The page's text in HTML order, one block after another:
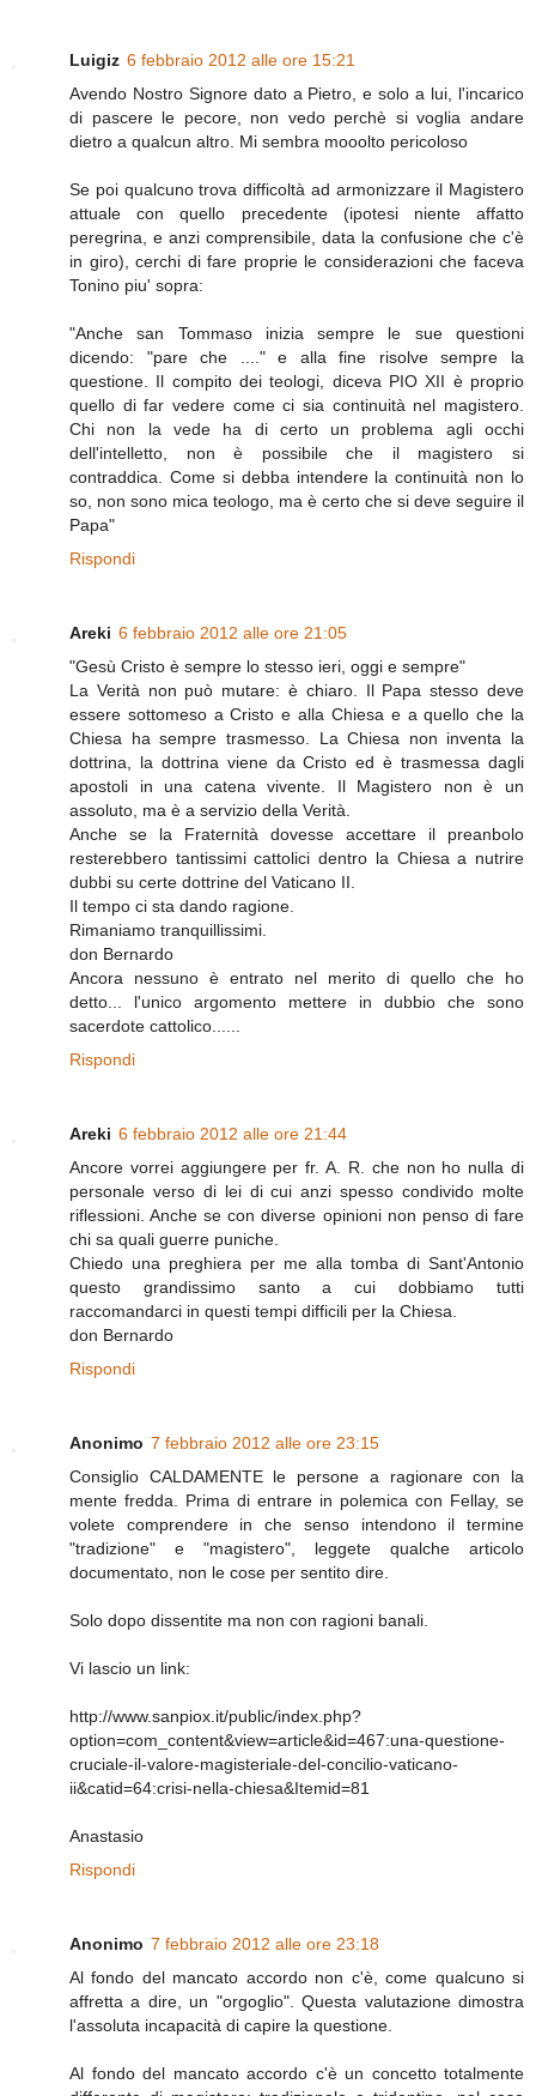
Luigiz 6 febbraio 2012 alle ore 15:21
Avendo Nostro Signore dato a Pietro, e solo a lui, l'incarico
di pascere le pecore, non vedo perchè si voglia andare
dietro a qualcun altro. Mi sembra mooolto pericoloso
Se poi qualcuno trova difficoltà ad armonizzare il Magistero
attuale con quello precedente (ipotesi niente affatto
peregrina, e anzi comprensibile, data la confusione che c'è
in giro), cerchi di fare proprie le considerazioni che faceva
Tonino piu' sopra:
"Anche san Tommaso inizia sempre le sue questioni
dicendo: "pare che ...." e alla fine risolve sempre la
questione. Il compito dei teologi, diceva PIO XII è proprio
quello di far vedere come ci sia continuità nel magistero.
Chi non la vede ha di certo un problema agli occhi
dell'intelletto, non è possibile che il magistero si
contraddica. Come si debba intendere la continuità non lo
so, non sono mica teologo, ma è certo che si deve seguire il
Papa"
Rispondi
Areki 6 febbraio 2012 alle ore 21:05
"Gesù Cristo è sempre lo stesso ieri, oggi e sempre"
La Verità non può mutare: è chiaro. Il Papa stesso deve
essere sottomeso a Cristo e alla Chiesa e a quello che la
Chiesa ha sempre trasmesso. La Chiesa non inventa la
dottrina, la dottrina viene da Cristo ed è trasmessa dagli
apostoli in una catena vivente. Il Magistero non è un
assoluto, ma è a servizio della Verità.
Anche se la Fraternità dovesse accettare il preanbolo
resterebbero tantissimi cattolici dentro la Chiesa a nutrire
dubbi su certe dottrine del Vaticano II.
Il tempo ci sta dando ragione.
Rimaniamo tranquillissimi.
don Bernardo
Ancora nessuno è entrato nel merito di quello che ho
detto... l'unico argomento mettere in dubbio che sono
sacerdote cattolico......
Rispondi
Areki 6 febbraio 2012 alle ore 21:44
Ancore vorrei aggiungere per fr. A. R. che non ho nulla di
personale verso di lei di cui anzi spesso condivido molte
riflessioni. Anche se con diverse opinioni non penso di fare
chi sa quali guerre puniche.
Chiedo una preghiera per me alla tomba di Sant'Antonio
questo grandissimo santo a cui dobbiamo tutti
raccomandarci in questi tempi difficili per la Chiesa.
don Bernardo
Rispondi
Anonimo 7 febbraio 2012 alle ore 23:15
Consiglio CALDAMENTE le persone a ragionare con la
mente fredda. Prima di entrare in polemica con Fellay, se
volete comprendere in che senso intendono il termine
"tradizione" e "magistero", leggete qualche articolo
documentato, non le cose per sentito dire.
Solo dopo dissentite ma non con ragioni banali.
Vi lascio un link:
http://www.sanpiox.it/public/index.php?
option=com_content&view=article&id=467:una-questione-
cruciale-il-valore-magisteriale-del-concilio-vaticano-
ii&catid=64:crisi-nella-chiesa&Itemid=81
Anastasio
Rispondi
Anonimo 7 febbraio 2012 alle ore 23:18
Al fondo del mancato accordo non c'è, come qualcuno si
affretta a dire, un "orgoglio". Questa valutazione dimostra
l'assoluta incapacità di capire la questione.
Al fondo del mancato accordo c'è un concetto totalmente